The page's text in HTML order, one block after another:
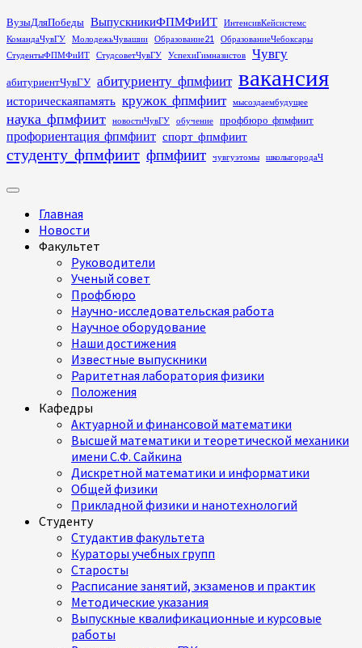
Перейти
к
содержимому
ВузыДляПобеды ВыпускникиФПМФиИТ
ИнтенсивКейсистемс
КомандаЧувГУ
МолодежьЧувашии Образование21
ОбразованиеЧебоксары
СтудентыФПМФиИТ
СтудсоветЧувГУ УспехиГимназистов Чувгу
абитуриентЧувГУ абитуриенту_фпмфиит вакансия
историческаяпамять кружок_фпмфиит мысоздаембудущее
наука_фпмфиит новостиЧувГУ обучение профбюро_фпмфиит
профориентация_фпмфиит спорт_фпмфиит
студенту_фпмфиит фпмфиит чувгуэтомы школыгородаЧ
Основное
Главная
Новости
Факультет
Руководители
Ученый совет
Профбюро
Научно-исследовательская работа
Научное оборудование
Наши достижения
Известные выпускники
Раритетная лаборатория физики
Положения
Кафедры
Актуарной и финансовой математики
Высшей математики и теоретической механики
имени С.Ф. Сайкина
Дискретной математики и информатики
Общей физики
Прикладной физики и нанотехнологий
Студенту
Студактив факультета
Кураторы учебных групп
Старосты
Расписание занятий, экзаменов и практик
Методические указания
Выпускные квалификационные и курсовые
работы